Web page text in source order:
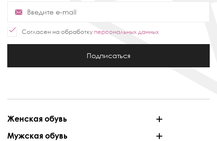
Согласен на обработку персональных данных
Подписаться
Женская обувь
Мужская обувь